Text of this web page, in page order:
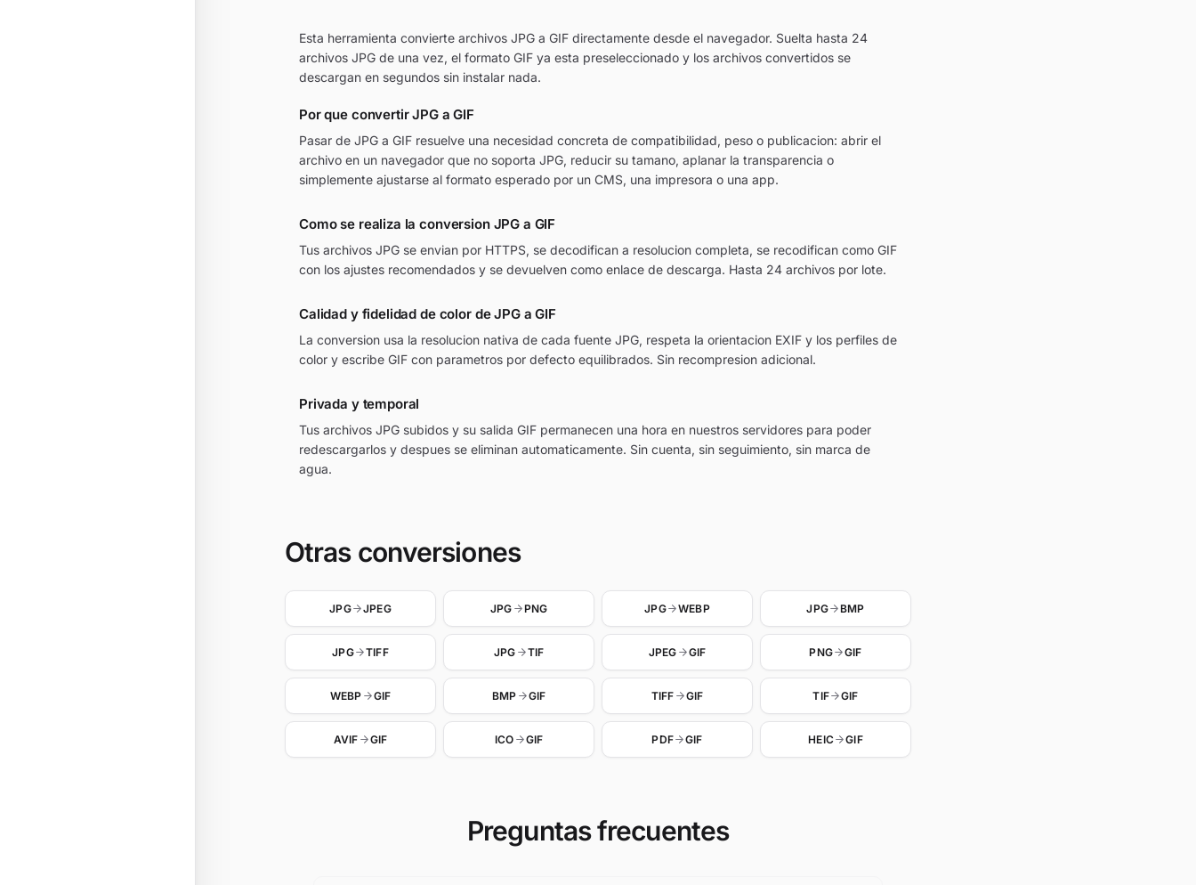
Esta herramienta convierte archivos JPG a GIF directamente desde el navegador. Suelta hasta 24
archivos JPG de una vez, el formato GIF ya esta preseleccionado y los archivos convertidos se
descargan en segundos sin instalar nada.
Por que convertir JPG a GIF
Pasar de JPG a GIF resuelve una necesidad concreta de compatibilidad, peso o publicacion: abrir el
archivo en un navegador que no soporta JPG, reducir su tamano, aplanar la transparencia o
simplemente ajustarse al formato esperado por un CMS, una impresora o una app.
Como se realiza la conversion JPG a GIF
Tus archivos JPG se envian por HTTPS, se decodifican a resolucion completa, se recodifican como GIF
con los ajustes recomendados y se devuelven como enlace de descarga. Hasta 24 archivos por lote.
Calidad y fidelidad de color de JPG a GIF
La conversion usa la resolucion nativa de cada fuente JPG, respeta la orientacion EXIF y los perfiles de
color y escribe GIF con parametros por defecto equilibrados. Sin recompresion adicional.
Privada y temporal
Tus archivos JPG subidos y su salida GIF permanecen una hora en nuestros servidores para poder
redescargarlos y despues se eliminan automaticamente. Sin cuenta, sin seguimiento, sin marca de
agua.
Otras conversiones
JPG JPEG JPG PNG JPG WEBP JPG BMP
JPG TIFF JPG TIF JPEG GIF PNG GIF
WEBP GIF BMP GIF TIFF GIF TIF GIF
AVIF GIF ICO GIF PDF GIF HEIC GIF
Preguntas frecuentes